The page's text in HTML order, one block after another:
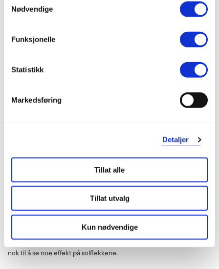
Nødvendige
Funksjonelle
Statistikk
Markedsføring
Detaljer
Tillat alle
Tillat utvalg
Kun nødvendige
Dette er en krem som faktisk fungerer,drøy og effektiv 👍🏻
Var denne anmeldelsen nyttig?
nok til å se noe effekt på solflekkene.